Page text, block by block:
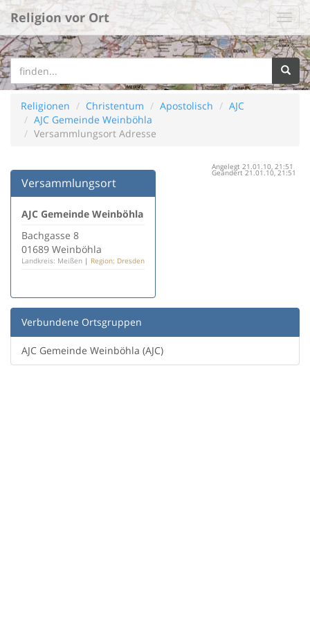
Religion vor Ort
Religionen Christentum Apostolisch
AJC
AJC Gemeinde Weinböhla
Versammlungsort Adresse
Angelegt 21.01.10, 21:51
Geändert 21.01.10, 21:51
Versammlungsort
AJC Gemeinde Weinböhla
Bachgasse 8
01689 Weinböhla
Landkreis: Meißen | Region: Dresden
Verbundene Ortsgruppen
AJC Gemeinde Weinböhla (AJC)